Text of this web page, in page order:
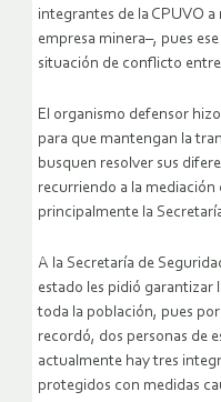
integrantes de la CPUVO
empresa minera–, pues
situación de conflicto
El organismo defensor
para que mantengan la
busquen resolver sus
recurriendo a la mediación
principalmente la
A la Secretaría de
estado les pidió garantizar
toda la población, pues
recordó, dos personas de
actualmente hay tres
protegidos con medidas